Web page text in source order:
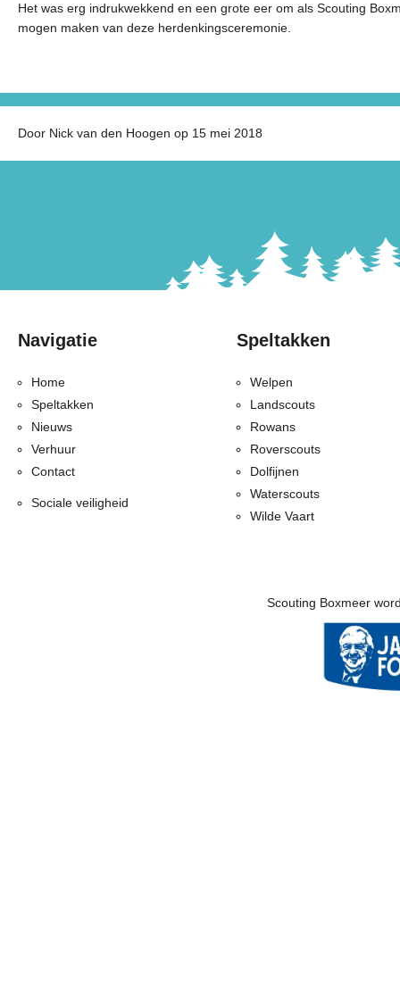
Het was erg indrukwekkend en een grote eer om als Scouting
mogen maken van deze herdenkingsceremonie.
Door Nick van den Hoogen op 15 mei 2018
Navigatie
Home
Speltakken
Nieuws
Verhuur
Contact
Sociale veiligheid
Speltakken
Welpen
Landscouts
Rowans
Roverscouts
Dolfijnen
Waterscouts
Wilde Vaart
Scouting Boxmeer